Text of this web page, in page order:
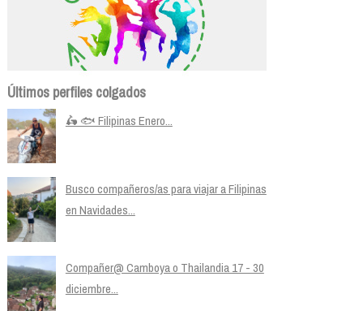
Últimos perfiles colgados
🛵 🐟 Filipinas Enero...
Busco compañeros/as para viajar a Filipinas
en Navidades...
Compañer@ Camboya o Thailandia 17 - 30
diciembre...